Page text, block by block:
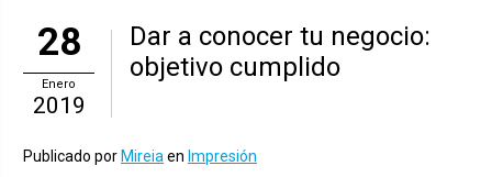
28
Enero
2019
Dar a conocer tu negocio:
objetivo cumplido
Publicado por Mireiaen Impresión